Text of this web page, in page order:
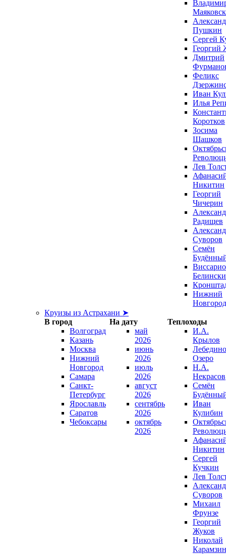
Пушкин
Сергей
Георгий
Дмитрий
Феликс
Иван
Илья
Коротков
Зосима
Шашков
Лев
Никитин
Георгий
Чичерин
Радищев
Суворов
Семён
Нижний
Новгород
Круизы из Астрахани ➤
В город
На дату
Теплоходы
Волгоград
Казань
Москва
Нижний
Новгород
Самара
Санкт-
Петербург
Ярославль
Саратов
Чебоксары
май
2026
июнь
2026
июль
2026
август
2026
сентябрь
2026
октябрь
2026
И.А.
Крылов
Озеро
Н.А.
Некрасов
Семён
Иван
Кулибин
Никитин
Сергей
Кучкин
Лев
Суворов
Михаил
Фрунзе
Георгий
Жуков
Николай
Карамзин